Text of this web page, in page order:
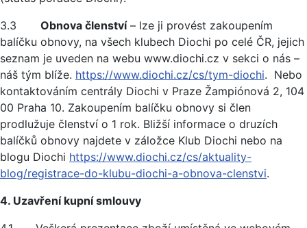
3.3 Obnova členství– lze ji provést zakoupením
balíčku obnovy, na všech klubech Diochi po celé ČR, jejich
seznam je uveden na webu www.diochi.cz v sekci o nás –
náš tým blíže. https://www.diochi.cz/cs/tym-diochi. Nebo
kontaktováním centrály Diochi v Praze Žampiónová 2, 104
00 Praha 10. Zakoupením balíčku obnovy si člen
prodlužuje členství o 1 rok. Bližší informace o druzích
balíčků obnovy najdete v záložce Klub Diochi nebo na
blogu Diochi https://www.diochi.cz/cs/aktuality-
blog/registrace-do-klubu-diochi-a-obnova-clenstvi.
4. Uzavření kupní smlouvy